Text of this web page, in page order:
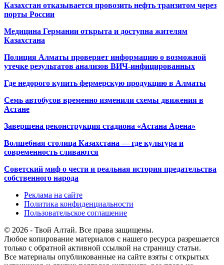
Казахстан отказывается провозить нефть транзитом через
порты России
Медицина Германии открыта и доступна жителям
Казахстана
Полиция Алматы проверяет информацию о возможной
утечке результатов анализов ВИЧ-инфицированных
Где недорого купить фермерскую продукцию в Алматы
Семь автобусов временно изменили схемы движения в
Астане
Завершена реконструкция стадиона «Астана Арена»
Волшебная столица Казахстана — где культура и
современность сливаются
Советский миф о чести и реальная история предательства
собственного народа
Реклама на сайте
Политика конфиденциальности
Пользовательское соглашение
© 2026 - Твой Алтай. Все права защищены.
Любое копирование материалов с нашего ресурса разрешается
только с обратной активной ссылкой на страницу статьи.
Все материалы опубликованные на сайте взяты с открытых